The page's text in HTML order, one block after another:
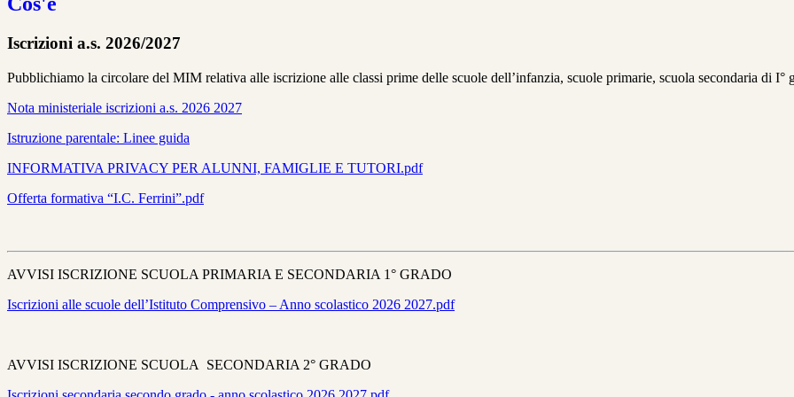
Iscrizioni a.s. 2026/2027
Pubblichiamo la circolare del MIM relativa alle iscrizione alle classi prime delle scuole dell’infanzia, scuole primarie, scuola secondaria di I°
Nota ministeriale iscrizioni a.s. 2026 2027
Istruzione parentale: Linee guida
INFORMATIVA PRIVACY PER ALUNNI, FAMIGLIE E TUTORI.pdf
Offerta formativa “I.C. Ferrini”.pdf
AVVISI ISCRIZIONE SCUOLA PRIMARIA E SECONDARIA 1° GRADO
Iscrizioni alle scuole dell’Istituto Comprensivo – Anno scolastico 2026 2027.pdf
AVVISI ISCRIZIONE SCUOLA SECONDARIA 2° GRADO